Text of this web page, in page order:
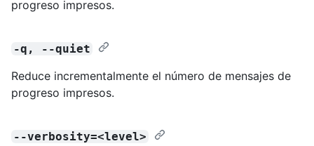
progreso impresos.
-q, --quiet
Reduce incrementalmente el número de mensajes de
progreso impresos.
--verbosity=<level>